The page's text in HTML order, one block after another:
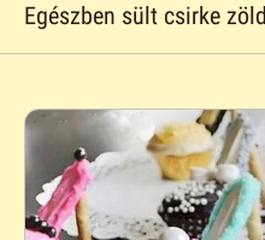
Egészben sült csirke